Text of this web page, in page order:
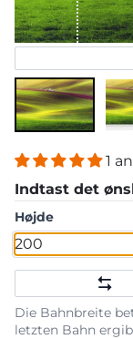
1
Indtast det
Højde
Die Bahnbreite
letzten Bahn